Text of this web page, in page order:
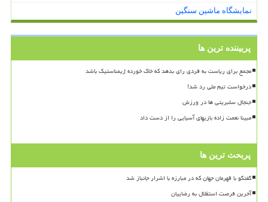
نمایشگاه ماشین سنگین
پربیننده ترین ها
مجمع برای ریاست به فردی رای بدهد که خاک خورده ژیمناستیک باشد
درخواست تیم ملی رد شد!
جنجال سلبریتی ها در ورزش
مبینا نعمت زاده بازیهای آسیایی را از دست داد
پربحث ترین ها
گفتگو با قهرمان جهان که در مبارزه با اشرار جانباز شد
آخرین فرصت استقلال به رضاییان